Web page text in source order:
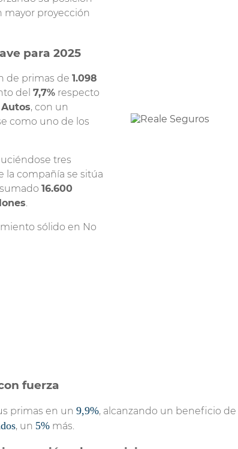
mayor proyección
para 2025
de primas de 1.098
del 7,7% respecto
, con un
como uno de los
tres
la compañía se sitúa
16.600
.
sólido en No
fuerza
primas en un 9,9%, alcanzando un beneficio de
, un 5% más.